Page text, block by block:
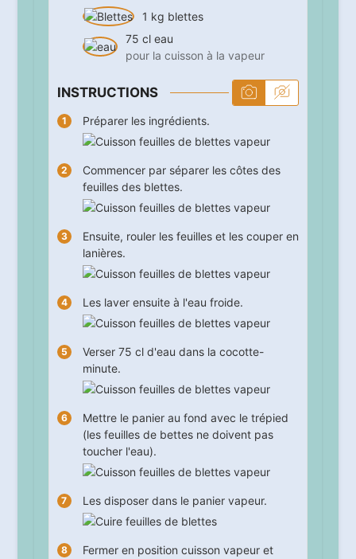
1 kg blettes
75 cl eau
pour la cuisson à la vapeur
INSTRUCTIONS
Préparer les ingrédients.
Commencer par séparer les côtes des
feuilles des blettes.
Ensuite, rouler les feuilles et les couper en
lanières.
Les laver ensuite à l'eau froide.
Verser 75 cl d'eau dans la cocotte-
minute.
Mettre le panier au fond avec le trépied
(les feuilles de bettes ne doivent pas
toucher l'eau).
Les disposer dans le panier vapeur.
Fermer en position cuisson vapeur et